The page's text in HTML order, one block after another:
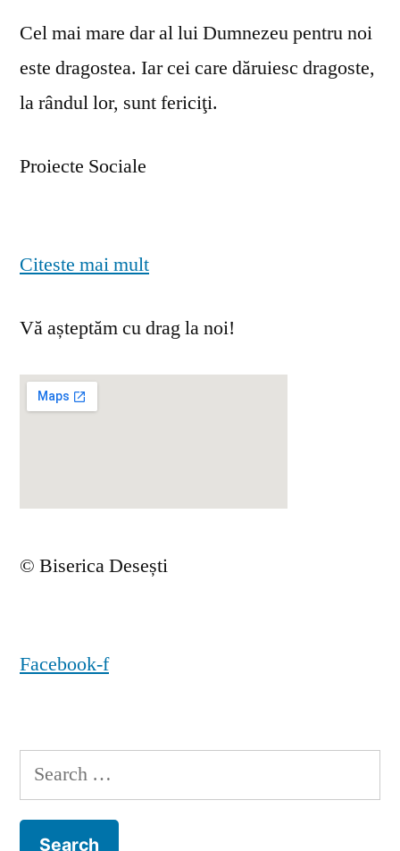
Cel mai mare dar al lui Dumnezeu pentru noi
este dragostea. Iar cei care dăruiesc dragoste,
la rândul lor, sunt fericiţi.
Proiecte Sociale
Citeste mai mult
Vă așteptăm cu drag la noi!
© Biserica Desești
Facebook-f
Search
for: